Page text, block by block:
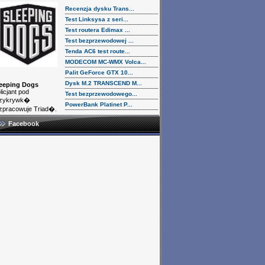
Dogs
pod
Triad�.
Recenzja dysku Trans...
Test Linksysa z seri...
Test routera Edimax ...
Test bezprzewodowej ...
Tenda AC6 test route...
MODECOM MC-WMX Volca...
Palit GeForce GTX 10...
Dysk M.2 TRANSCEND M...
Test bezprzewodowego...
PowerBank Platinet P...
Facebook